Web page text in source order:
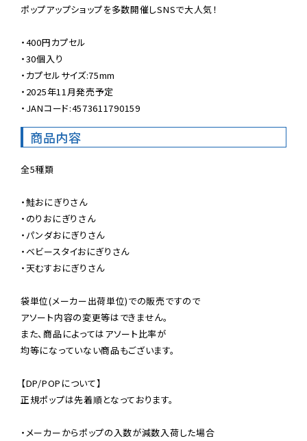
ポップアップショップを多数開催しSNSで大人気！
・400円カプセル
・30個入り
・カプセルサイズ:75mm
・2025年11月発売予定
・JANコード:4573611790159
商品内容
全5種類
・鮭おにぎりさん
・のりおにぎりさん
・パンダおにぎりさん
・ベビースタイおにぎりさん
・天むすおにぎりさん
袋単位(メーカー出荷単位)での販売ですので
アソート内容の変更等はできません。
また、商品によってはアソート比率が
均等になっていない商品もございます。
【DP/POPについて】
正規ポップは先着順となっております。
・メーカーからポップの入数が減数入荷した場合